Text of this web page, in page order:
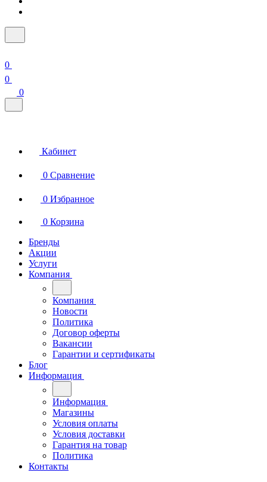
0
0
0
Кабинет
0 Сравнение
0 Избранное
0 Корзина
Бренды
Акции
Услуги
Компания
Компания
Новости
Политика
Договор оферты
Вакансии
Гарантии и сертификаты
Блог
Информация
Информация
Магазины
Условия оплаты
Условия доставки
Гарантия на товар
Политика
Контакты